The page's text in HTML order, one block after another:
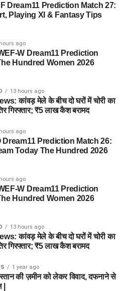
Dream11 Prediction Match 27:
Playing XI & Fantasy Tips
ago
W Dream11 Prediction
Hundred Women 2026
13 hours ago
कांवड़ मेले के बीच दो घरों में चोरी का
गिरफ्तार; ₹5 लाख कैश बरामद
ago
Dream11 Prediction Match 26:
Today The Hundred 2026
ago
W Dream11 Prediction
Hundred Women 2026
13 hours ago
कांवड़ मेले के बीच दो घरों में चोरी का
गिरफ्तार; ₹5 लाख कैश बरामद
1 year ago
की ज़मीन को लेकर विवाद, दफनाने से